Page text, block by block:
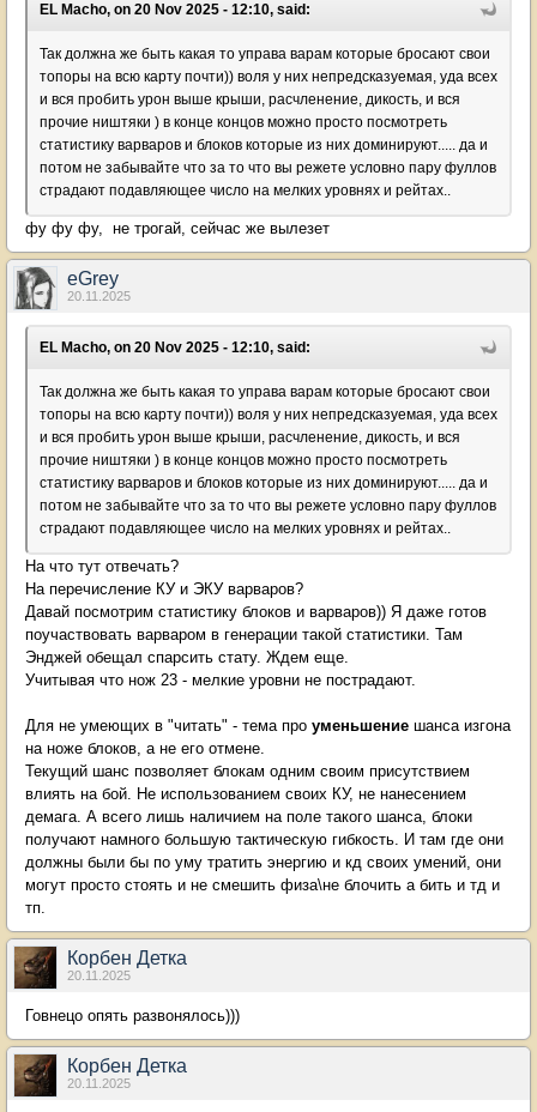
EL Macho, on 20 Nov 2025 - 12:10, said:
Так должна же быть какая то управа варам которые бросают свои
топоры на всю карту почти)) воля у них непредсказуемая, уда всех
и вся пробить урон выше крыши, расчленение, дикость, и вся
прочие ништяки ) в конце концов можно просто посмотреть
статистику варваров и блоков которые из них доминируют..... да и
потом не забывайте что за то что вы режете условно пару фуллов
страдают подавляющее число на мелких уровнях и рейтах..
фу фу фу, не трогай, сейчас же вылезет
eGrey
20.11.2025
EL Macho, on 20 Nov 2025 - 12:10, said:
Так должна же быть какая то управа варам которые бросают свои
топоры на всю карту почти)) воля у них непредсказуемая, уда всех
и вся пробить урон выше крыши, расчленение, дикость, и вся
прочие ништяки ) в конце концов можно просто посмотреть
статистику варваров и блоков которые из них доминируют..... да и
потом не забывайте что за то что вы режете условно пару фуллов
страдают подавляющее число на мелких уровнях и рейтах..
На что тут отвечать?
На перечисление КУ и ЭКУ варваров?
Давай посмотрим статистику блоков и варваров)) Я даже готов
поучаствовать варваром в генерации такой статистики. Там
Энджей обещал спарсить стату. Ждем еще.
Учитывая что нож 23 - мелкие уровни не пострадают.
Для не умеющих в "читать" - тема про уменьшение шанса изгона
на ноже блоков, а не его отмене.
Текущий шанс позволяет блокам одним своим присутствием
влиять на бой. Не использованием своих КУ, не нанесением
демага. А всего лишь наличием на поле такого шанса, блоки
получают намного большую тактическую гибкость. И там где они
должны были бы по уму тратить энергию и кд своих умений, они
могут просто стоять и не смешить физа\не блочить а бить и тд и
тп.
Корбен Детка
20.11.2025
Говнецо опять развонялось)))
Корбен Детка
20.11.2025